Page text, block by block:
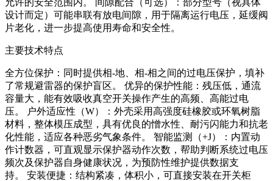
设计而定）可能串联有放电间隙，用于隔离运行电压，延缓阀
片老化，进一步提高使用寿命和安全性。
主要技术特点
全方位保护：同时提供相-地、相-相之间的过电压保护，填补
了常规避雷器的保护盲区。 优异的保护性能：残压低，通流
容量大，能有效吸收真空开关操作产生的高频、高能过电
压。 户外适应性（W）：外壳采用高强度硅橡胶或环氧树脂
材料，整体模压成型，具有优良的憎水性、耐污闪能力和抗老
化性能，适应各种恶劣气象条件。 智能监测（+J）：内置动
作计数器，可直观显示保护器动作次数，帮助判断系统过电压
频次及保护器自身健康状况，为预防性维护提供数据支
持。 安装便捷：结构紧凑，体积小，可直接安装在开关柜